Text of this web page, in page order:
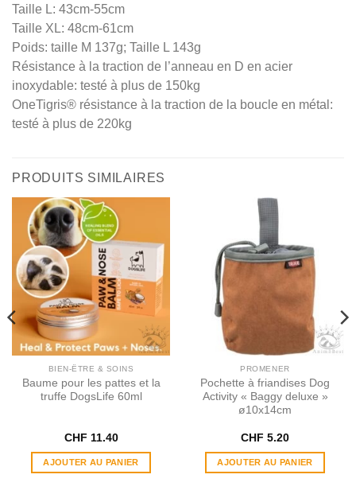
Taille L: 43cm-55cm
Taille XL: 48cm-61cm
Poids: taille M 137g; Taille L 143g
Résistance à la traction de l’anneau en D en acier
inoxydable: testé à plus de 150kg
OneTigris® résistance à la traction de la boucle en métal:
testé à plus de 220kg
PRODUITS SIMILAIRES
BIEN-ÊTRE & SOINS
Baume pour les pattes et la
truffe DogsLife 60ml
CHF 11.40
AJOUTER AU PANIER
PROMENER
Pochette à friandises Dog
Activity « Baggy deluxe »
ø10x14cm
CHF 5.20
AJOUTER AU PANIER